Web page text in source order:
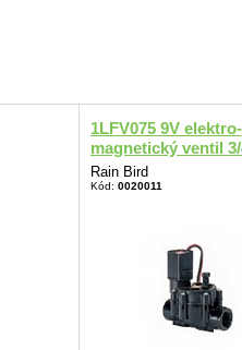
1LFV075 9V elektro-
magnetický ventil
Rain Bird
Kód: 0020011